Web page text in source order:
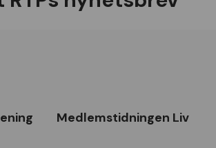
Medlemstidningen Liv